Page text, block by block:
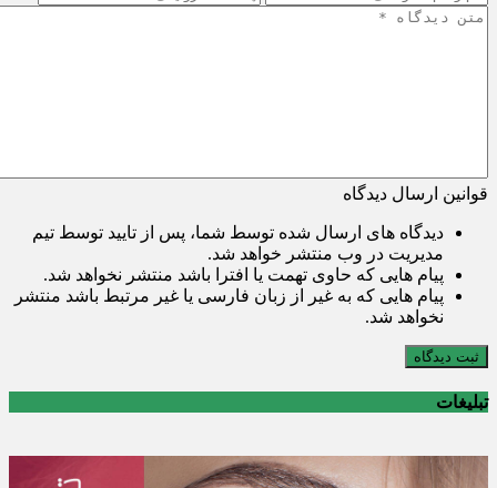
قوانین ارسال دیدگاه
دیدگاه های ارسال شده توسط شما، پس از تایید توسط تیم
مدیریت در وب منتشر خواهد شد.
پیام هایی که حاوی تهمت یا افترا باشد منتشر نخواهد شد.
پیام هایی که به غیر از زبان فارسی یا غیر مرتبط باشد منتشر
نخواهد شد.
ثبت دیدگاه
تبلیغات